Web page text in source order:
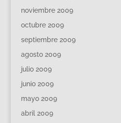
noviembre 2009
octubre 2009
septiembre 2009
agosto 2009
julio 2009
junio 2009
mayo 2009
abril 2009